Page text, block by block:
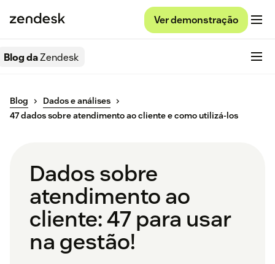
Ver demonstração
Blog daZendesk
Blog
Dados e análises
47 dados sobre atendimento ao cliente e como utilizá-los
Dados sobre
atendimento ao
cliente: 47 para usar
na gestão!